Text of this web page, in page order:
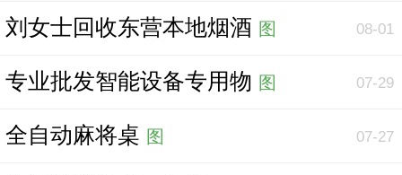
刘女士回收东营本地烟酒 图 08-01
专业批发智能设备专用物 图 07-29
全自动麻将桌 图 07-27